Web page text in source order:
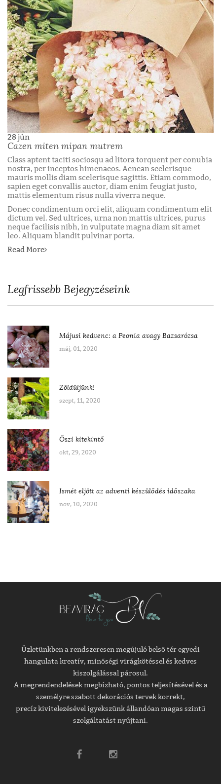
Legfrissebb Bejegyzéseink
Májusi kedvenc: a Peonia avagy Bazsarózsa
máj, 01, 2020
Zöldüljünk!
szept, 11, 2020
Őszi kitekintő
okt, 29, 2020
Ismét eljött az adventi készülődés időszaka
nov, 10, 2020
28 jún
Cazen miten mipan mutrem
Class aptent taciti sociosqu ad litora torquent per conubia
nostra, per inceptos himenaeos. Aenean scelerisque
mauris mollis diam scelerisque sagittis. Etiam commodo,
sapien eget convallis auctor, diam enim feugiat justo,
mattis elementum risus nulla viverra neque.
Donec condimentum orci elit, aliquam condimentum elit
dictum vel. Sed ultrices, urna non mattis ultrices, purus
neque facilisis nibh, in vulputate magna diam sit amet
leo. Aliquam blandit pulvinar porta.
Read More
Üzletünkben a rendszeresen megújuló belső tér egyedi
hangulata kreatív, minőségi virágkötéssel és kedves
kiszolgálással párosul.
A megrendendelések megbízható, pontos teljesítésével és a
személyre szabott dekorációs tervek korrekt,
precíz kivitelezésével igyekszünk állandóan magas szintű
szolgáltatást nyújtani.